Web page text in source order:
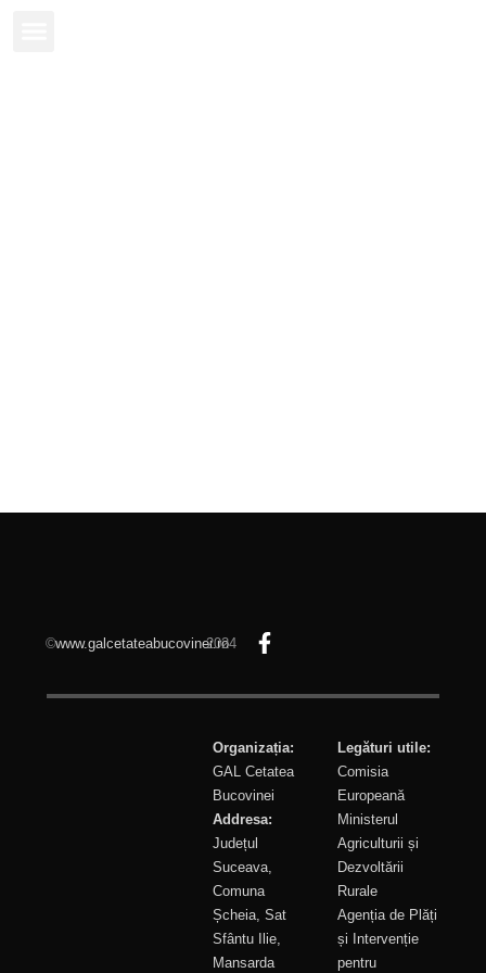
©www.galcetateabucovinei.ro
2024
Organizația:
GAL Cetatea
Bucovinei
Addresa:
Județul
Suceava,
Comuna
Șcheia, Sat
Sfântu Ilie,
Mansarda
Legături utile:
Comisia
Europeană
Ministerul
Agriculturii și
Dezvoltării
Rurale
Agenția de Plăți
și Intervenție
pentru